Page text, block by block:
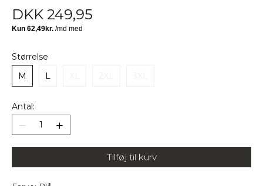
DKK 249,95
Størrelse
M
L
Antal:
Tilføj til kurv